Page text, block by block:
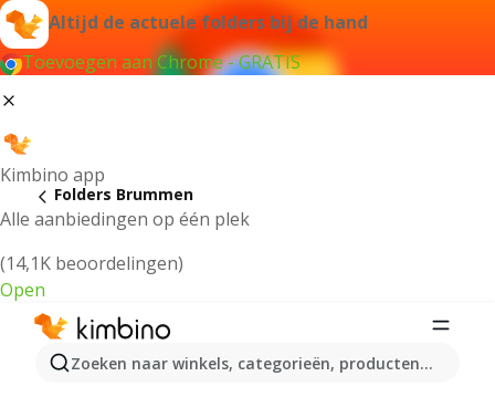
Altijd de actuele folders bij de hand
Toevoegen aan Chrome - GRATIS
Kimbino app
Alle aanbiedingen op één plek
(14,1K beoordelingen)
Open
Zoeken naar winkels, categorieën, producten...
Folders Brummen
Brummen - Meest recente folders